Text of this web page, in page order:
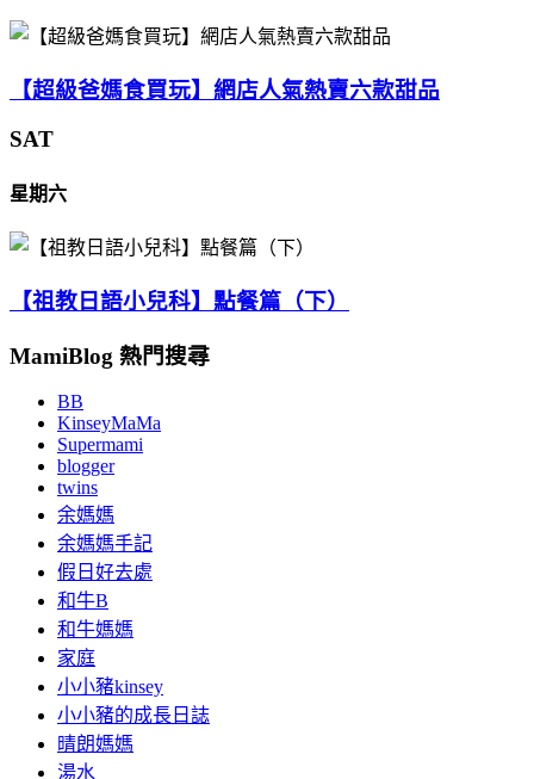
【超級爸媽食買玩】網店人氣熱賣六款甜品
SAT
星期六
【祖教日語小兒科】點餐篇（下）
MamiBlog 熱門搜尋
BB
KinseyMaMa
Supermami
blogger
twins
余媽媽
余媽媽手記
假日好去處
和牛B
和牛媽媽
家庭
小小豬kinsey
小小豬的成長日誌
晴朗媽媽
湯水